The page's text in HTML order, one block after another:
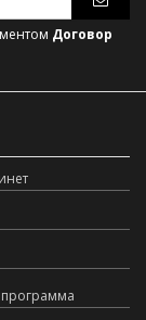
Договор